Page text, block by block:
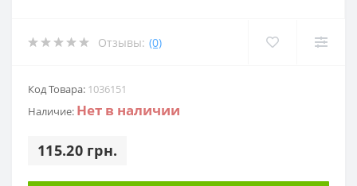
Отзывы: (0)
Код Товара: 1036151
Наличие: Нет в наличии
115.20 грн.